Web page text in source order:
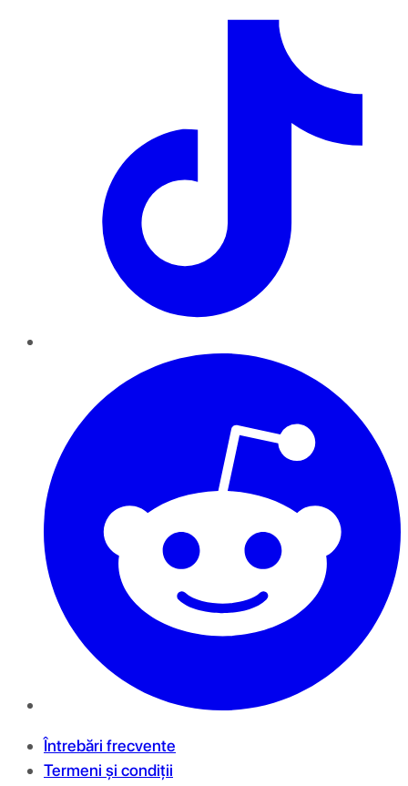
Întrebări frecvente
Termeni și condiții